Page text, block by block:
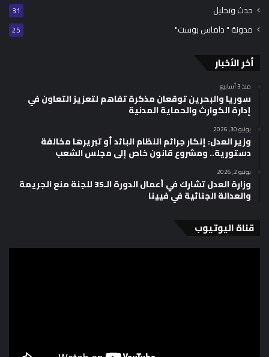
حدث وتحليل 31
مدونة " داماس بوست" 25
أخر الأخبار
منذ 3 أسابيع
سوريا والبحرين توقعان مذكرة تفاهم لتعزيز التعاون في
إدارة الكوارث والحماية المدنية
يونيو 30, 2026
وزير العدل: إنكار جرائم النظام البائد أو تبريرها مخالفة
دستورية.. ومشروع قانون خاص إلى مجلس الشعب
يونيو 2, 2026
وزارة العدل تشارك في أعمال الدورة الـ35 للجنة منع الجريمة
والعدالة الجنائية في فيينا
قناة اليوتيوب